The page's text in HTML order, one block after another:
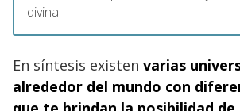
divina.
En síntesis existen varias
alrededor del mundo con